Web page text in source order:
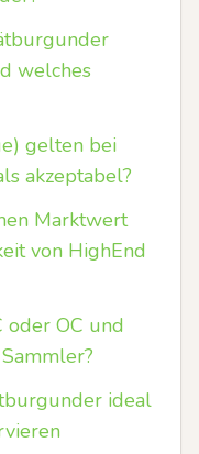
welches
gelten bei
akzeptabel?
Marktwert
von HighEnd
oder OC und
ideal